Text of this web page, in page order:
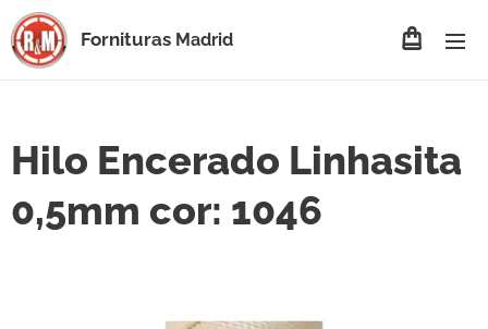
Fornituras Madrid
Hilo Encerado Linhasita
0,5mm cor: 1046